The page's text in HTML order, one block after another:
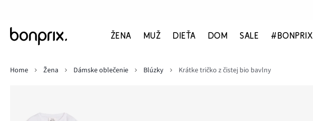
ŽENA MUŽ DIEŤA DOM SALE #BONPRIX
Home
Žena Dámske oblečenie Blúzky Krátke tričko z čistej bio bavlny